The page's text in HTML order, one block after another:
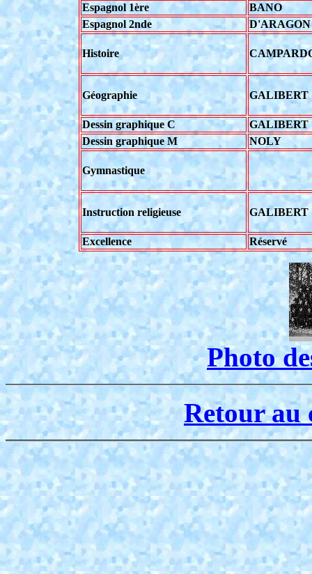
Espagnol 1ère
BANO
Espagnol 2nde
D'ARAGON
Histoire
Géographie GALIBERT
Dessin graphique C
GALIBERT
Dessin graphique M
NOLY
Gymnastique
Instruction religieuse GALIBERT
Excellence Réservé
Photo
Retour au